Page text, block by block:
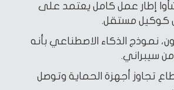
إطار عمل كامل يعتمد على
كوكيل مستقل.
نموذج الذكاء الاصطناعي بأنه
سيبراني.
تجاوز أجهزة الحماية وتوصل